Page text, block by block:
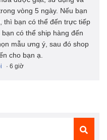
vòng 5 ngày. Nếu bạn
thì bạn có thể đến trực tiếp
có thể ship hàng đến
mẫu ưng ý, sau đó shop
cho bạn ạ.
· 6 giờ